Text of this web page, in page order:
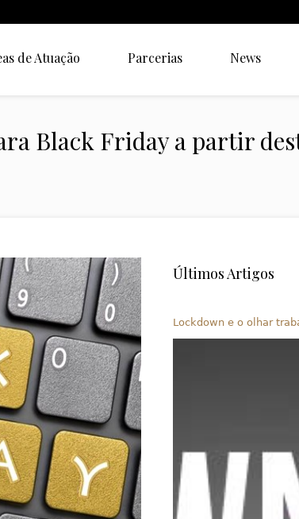
de Atuação Parcerias News
Black Friday a partir
Últimos Artigos
Lockdown e o olhar